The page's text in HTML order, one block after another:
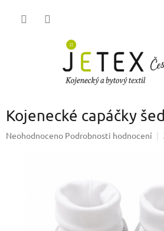
Kojenecké capáčky
Průměrné
Neohodnoceno Podrobnosti hodnocení